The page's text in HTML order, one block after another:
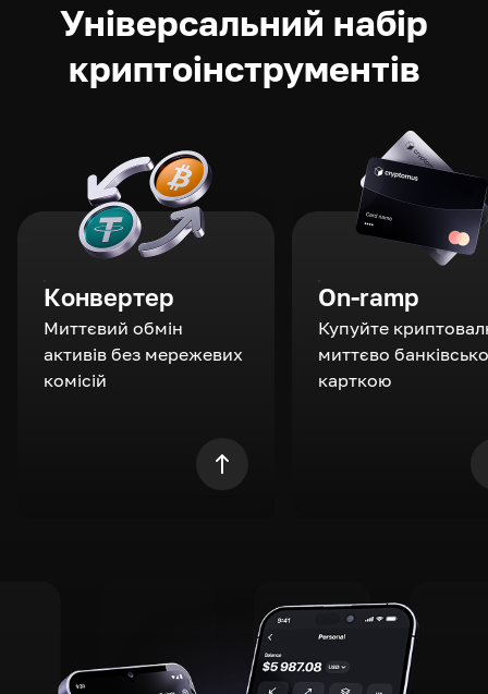
Універсальний набір
криптоінструментів
Конвертер
Миттєвий обмін
активів без мережевих
комісій
On-ramp
Купуйте
миттєво
карткою